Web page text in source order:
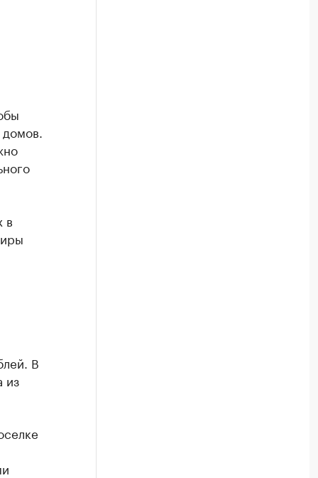
в
В
из